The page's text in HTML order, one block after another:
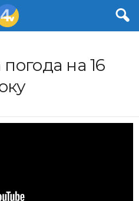
на 16